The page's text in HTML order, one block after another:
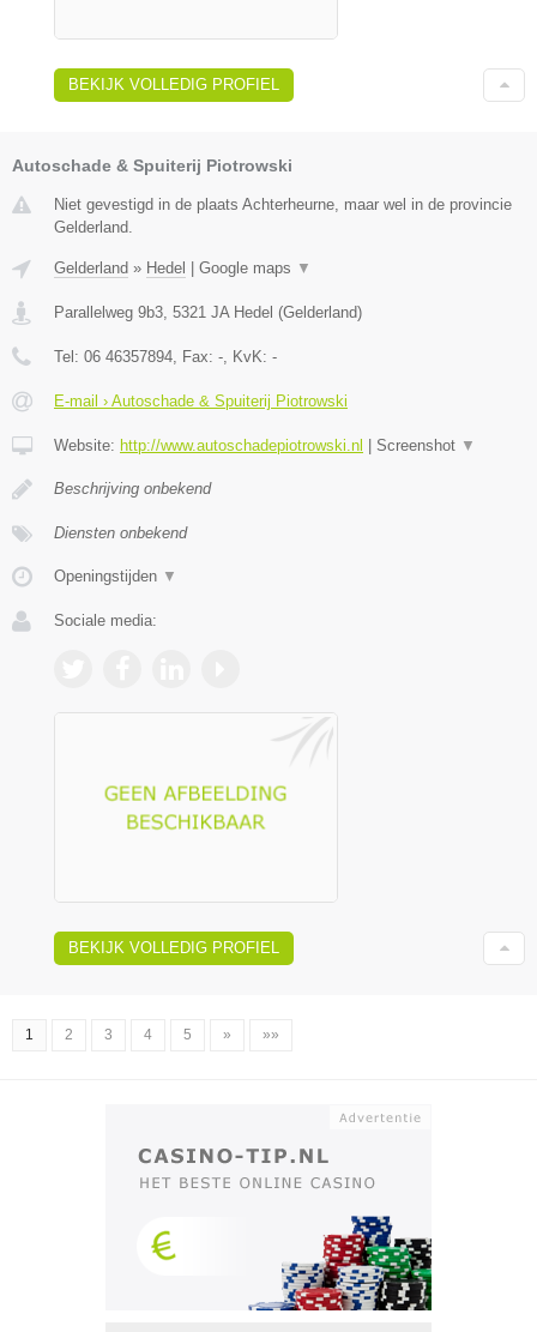
BEKIJK VOLLEDIG PROFIEL
Autoschade & Spuiterij Piotrowski
Niet gevestigd in de plaats Achterheurne, maar wel in de provincie
Gelderland.
Gelderland » Hedel Google maps ▼
Parallelweg 9b3, 5321 JA Hedel (Gelderland)
Tel: 06 46357894, Fax: -, KvK: -
E-mail › Autoschade & Spuiterij Piotrowski
Website: http://www.autoschadepiotrowski.nl Screenshot ▼
Beschrijving onbekend
Diensten onbekend
Openingstijden ▼
Sociale media:
BEKIJK VOLLEDIG PROFIEL
1 2 3 4 5 » »»